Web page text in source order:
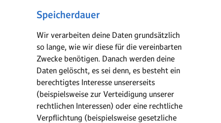
Speicherdauer
Wir verarbeiten deine Daten grundsätzlich
so lange, wie wir diese für die vereinbarten
Zwecke benötigen. Danach werden deine
Daten gelöscht, es sei denn, es besteht ein
berechtigtes Interesse unsererseits
(beispielsweise zur Verteidigung unserer
rechtlichen Interessen) oder eine rechtliche
Verpflichtung (beispielsweise gesetzliche